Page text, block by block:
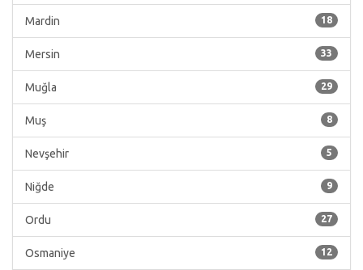
18
Mardin
33
Mersin
29
Muğla
8
Muş
5
Nevşehir
9
Niğde
27
Ordu
12
Osmaniye